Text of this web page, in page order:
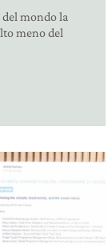
mondo la
meno del